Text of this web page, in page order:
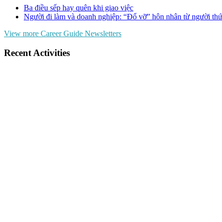
Ba điều sếp hay quên khi giao việc
Người đi làm và doanh nghiệp: “Đổ vỡ” hôn nhân từ người
View more Career Guide Newsletters
Recent Activities